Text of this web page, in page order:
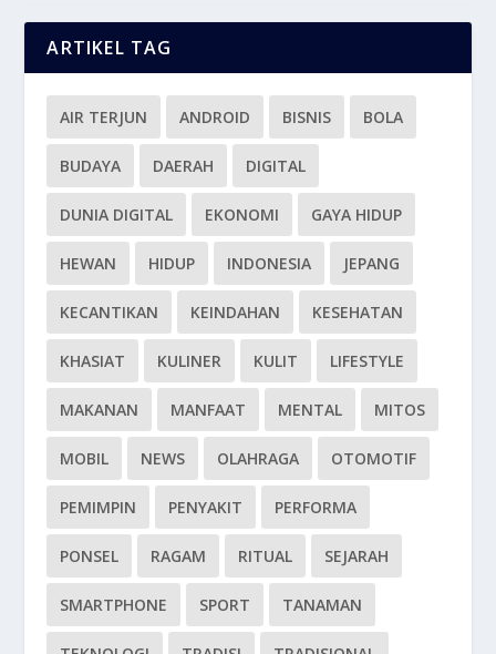
ARTIKEL TAG
AIR TERJUN ANDROID BISNIS BOLA
BUDAYA DAERAH DIGITAL
DUNIA DIGITAL EKONOMI GAYA HIDUP
HEWAN HIDUP INDONESIA JEPANG
KECANTIKAN KEINDAHAN KESEHATAN
KHASIAT KULINER KULIT LIFESTYLE
MAKANAN MANFAAT MENTAL MITOS
MOBIL NEWS OLAHRAGA OTOMOTIF
PEMIMPIN PENYAKIT PERFORMA
PONSEL RAGAM RITUAL SEJARAH
SMARTPHONE SPORT TANAMAN